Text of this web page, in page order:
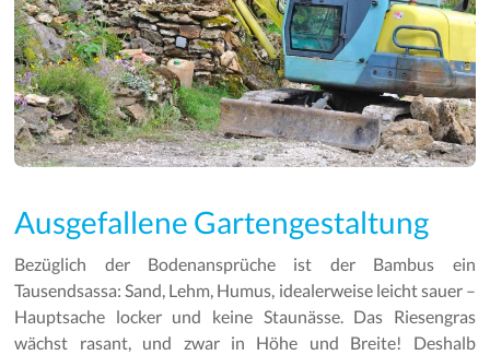
Ausgefallene Gartengestaltung
Bezüglich der Bodenansprüche ist der Bambus ein
Tausendsassa: Sand, Lehm, Humus, idealerweise leicht sauer –
Hauptsache locker und keine Staunässe. Das Riesengras
wächst rasant, und zwar in Höhe und Breite! Deshalb